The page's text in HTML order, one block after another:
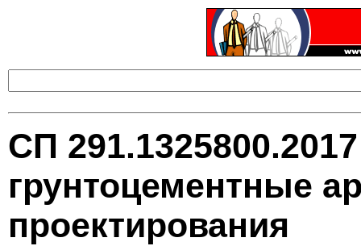
СП
грунтоцементные
проектирования